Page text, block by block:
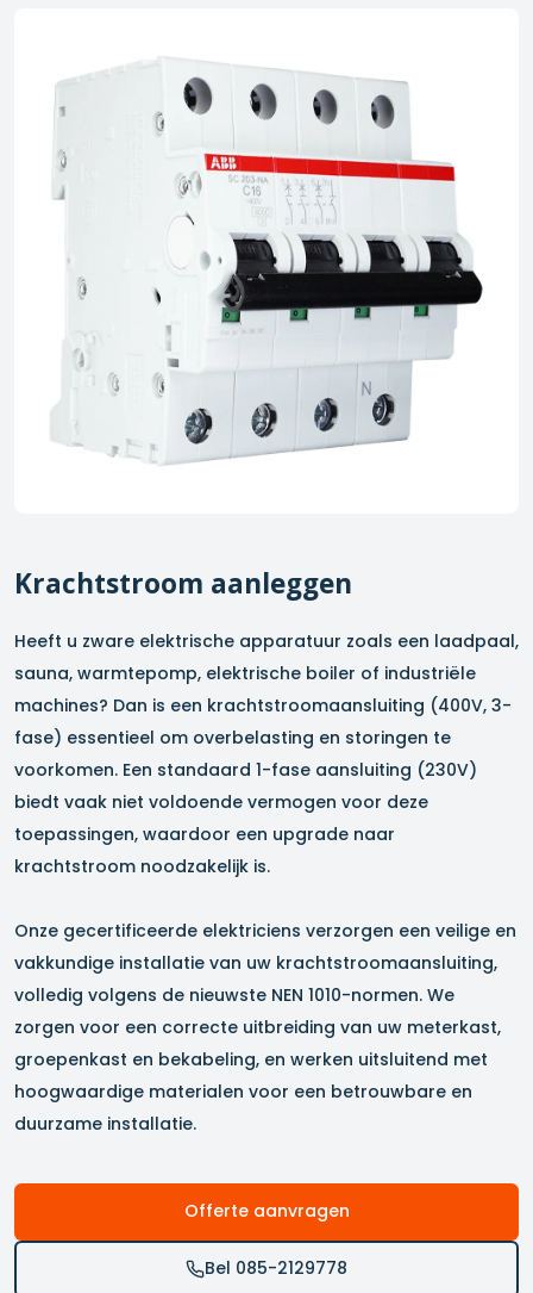
Krachtstroom aanleggen
Heeft u zware elektrische apparatuur zoals een laadpaal,
sauna, warmtepomp, elektrische boiler of industriële
machines? Dan is een krachtstroomaansluiting (400V, 3-
fase) essentieel om overbelasting en storingen te
voorkomen. Een standaard 1-fase aansluiting (230V)
biedt vaak niet voldoende vermogen voor deze
toepassingen, waardoor een upgrade naar
krachtstroom noodzakelijk is.
Onze gecertificeerde elektriciens verzorgen een veilige en
vakkundige installatie van uw krachtstroomaansluiting,
volledig volgens de nieuwste NEN 1010-normen. We
zorgen voor een correcte uitbreiding van uw meterkast,
groepenkast en bekabeling, en werken uitsluitend met
hoogwaardige materialen voor een betrouwbare en
duurzame installatie.
Offerte aanvragen
Bel 085-2129778